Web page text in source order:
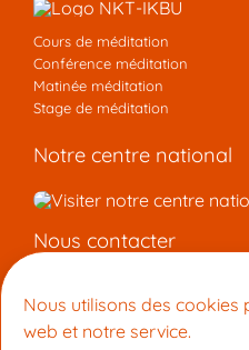
Nous utilisons des
web et notre service.
Cours de méditation
Conférence méditation
Matinée méditation
Stage de méditation
Notre centre national
Nous contacter
15 Rue du Faubourg
+33 9 53 33 27 42